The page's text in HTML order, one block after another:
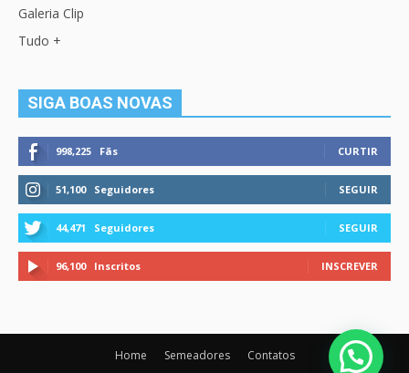
Galeria Clip
Tudo +
SIGA BOAS NOVAS
998,225 Fãs CURTIR
51,100 Seguidores SEGUIR
44,471 Seguidores SEGUIR
96,100 Inscritos INSCREVER
Home Semeadores Contatos